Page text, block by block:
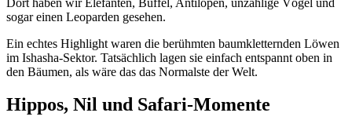
sogar einen Leoparden gesehen.
Ein echtes Highlight waren die berühmten baumkletternden Löwen
im Ishasha-Sektor. Tatsächlich lagen sie einfach entspannt oben in
den Bäumen, als wäre das das Normalste der Welt.
Hippos, Nil und Safari-Momente